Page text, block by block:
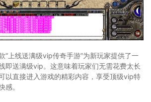
“上线送满级vip传奇手游”为新玩家提供了一
即送满级vip。这意味着玩家们无需花费太长
以直接进入游戏的精彩内容，享受顶级vip特
感。